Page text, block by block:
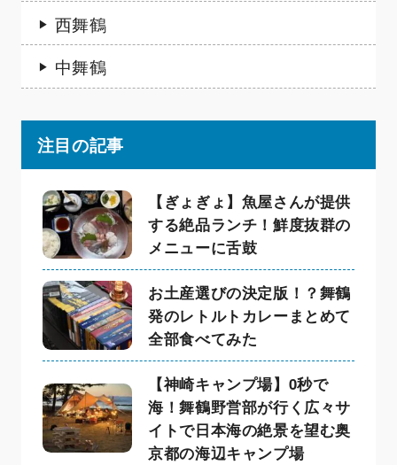
西舞鶴
中舞鶴
注目の記事
【ぎょぎょ】魚屋さんが提供
する絶品ランチ！鮮度抜群の
メニューに舌鼓
お土産選びの決定版！？舞鶴
発のレトルトカレーまとめて
全部食べてみた
【神崎キャンプ場】0秒で
海！舞鶴野営部が行く広々サ
イトで日本海の絶景を望む奥
京都の海辺キャンプ場